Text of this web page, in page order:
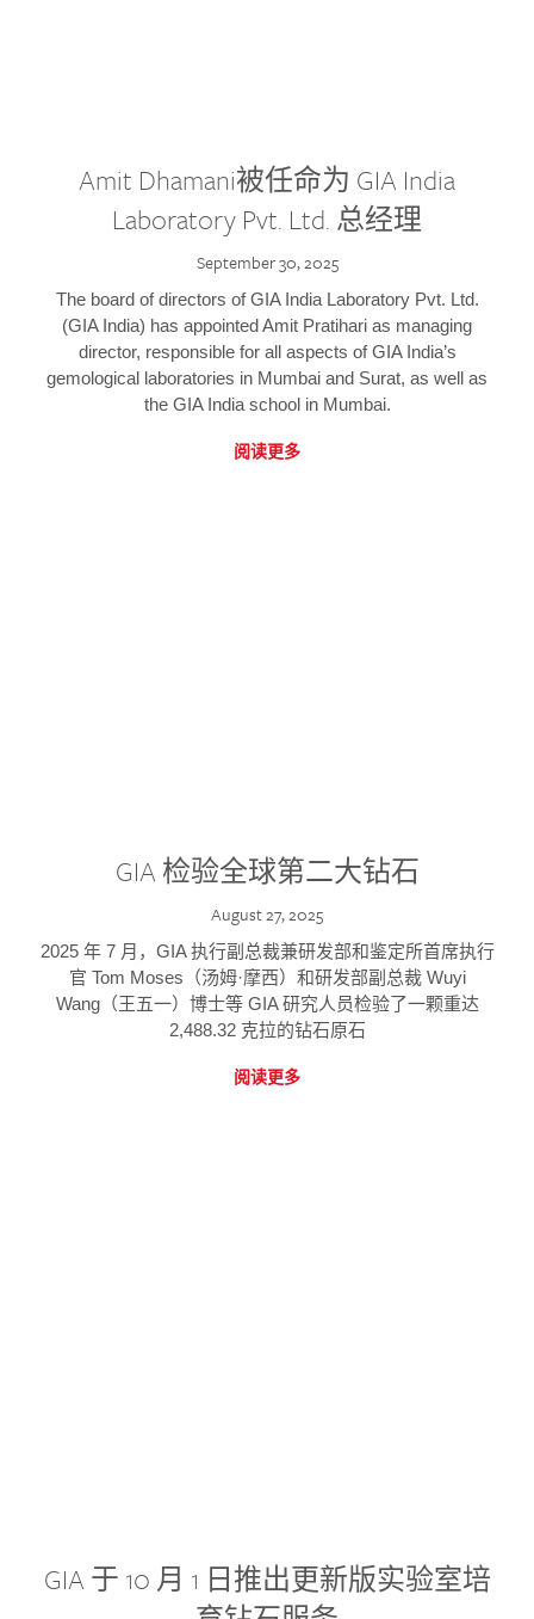
Amit Dhamani被任命为 GIA India
Laboratory Pvt. Ltd. 总经理
September 30, 2025
The board of directors of GIA India Laboratory Pvt. Ltd.
(GIA India) has appointed Amit Pratihari as managing
director, responsible for all aspects of GIA India’s
gemological laboratories in Mumbai and Surat, as well as
the GIA India school in Mumbai.
阅读更多
GIA 检验全球第二大钻石
August 27, 2025
2025 年 7 月，GIA 执行副总裁兼研发部和鉴定所首席执行
官 Tom Moses（汤姆·摩西）和研发部副总裁 Wuyi
Wang（王五一）博士等 GIA 研究人员检验了一颗重达
2,488.32 克拉的钻石原石
阅读更多
GIA 于 10 月 1 日推出更新版实验室培